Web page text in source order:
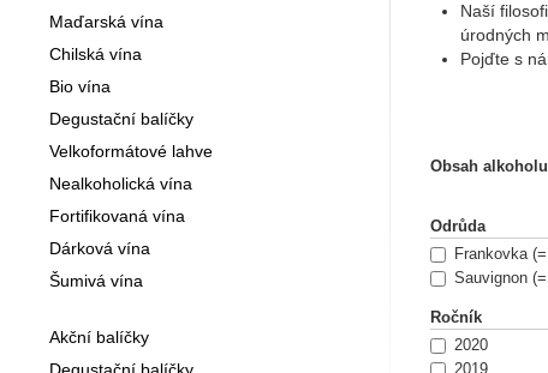
Naší
úrodných
Pojďte s
Dávná
dalším
Začínali
Půda
Je
Díky
K ošetření
Obsah
Odrůda
Frankovka
Sauvignon
Ročník
2020
Maďarská vína
Chilská vína
Bio vína
Degustační balíčky
Velkoformátové lahve
Nealkoholická vína
Fortifikovaná vína
Dárková vína
Šumivá vína
Akční balíčky
Degustační balíčky